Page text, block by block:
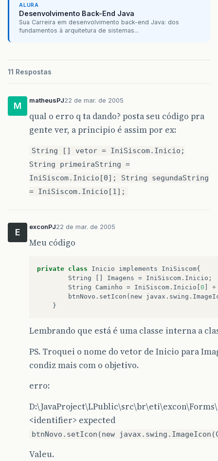
ALURA
Desenvolvimento Back-End Java
Sua Carreira em desenvolvimento back-end Java: dos
fundamentos à arquitetura de sistemas...
11 Respostas
M
matheusPJ22 de mar. de 2005
qual o erro q ta dando? posta seu código pra
gente ver, a principio é assim por ex:
String [] vetor = IniSiscom.Inicio;
String primeiraString =
IniSiscom.Inicio[0]; String segundaString
= IniSiscom.Inicio[1];
E
exconPJ22 de mar. de 2005
Meu código
private class Inicio implements IniSiscom{
String
Imagens = IniSiscom . Inicio ;
String
Caminho = IniSiscom . Inicio 0
+
btnNovo . setIcon ( new javax . swing .
}
Lembrando que está é uma classe interna a
PS. Troquei o nome do vetor de Inicio para
condiz mais com o objetivo.
erro:
<identifier> expected
btnNovo.setIcon(new
Valeu.